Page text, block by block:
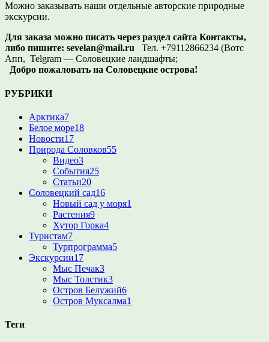
Можно заказывать наши отдельные авторские природные
экскурсии.
Для заказа можно писать через раздел сайта Контакты,
либо пишите: sevelan@mail.ru Тел. +79112866234 (Вотс
Апп, Telgram — Соловецкие ландшафты;
Добро пожаловать на Соловецкие острова!
РУБРИКИ
Арктика7
Белое море18
Новости17
Природа Соловков55
Видео3
События25
Статьи20
Соловецкий сад16
Новый сад у моря1
Растения9
Хутор Горка4
Туристам7
Турпрограмма5
Экскурсии17
Мыс Печак3
Мыс Толстик3
Остров Белужий6
Остров Муксалма1
Теги